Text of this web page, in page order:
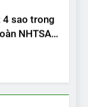
điểm –
xu” trên